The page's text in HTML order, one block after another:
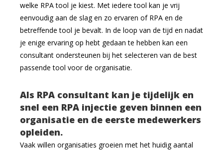
welke RPA tool je kiest. Met iedere tool kan je vrij
eenvoudig aan de slag en zo ervaren of RPA en de
betreffende tool je bevalt. In de loop van de tijd en nadat
je enige ervaring op hebt gedaan te hebben kan een
consultant ondersteunen bij het selecteren van de best
passende tool voor de organisatie.
Als RPA consultant kan je tijdelijk en
snel een RPA injectie geven binnen een
organisatie en de eerste medewerkers
opleiden.
Vaak willen organisaties groeien met het huidig aantal